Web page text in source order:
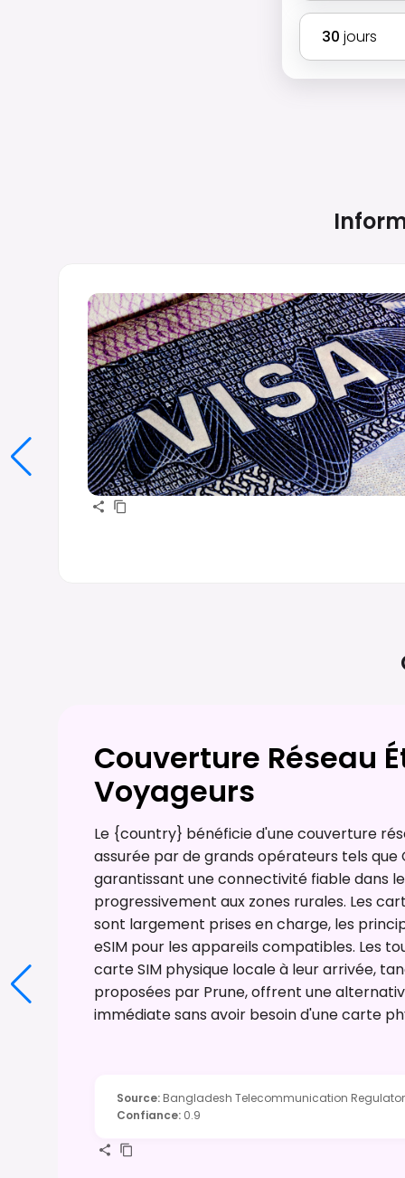
30 jours
Couverture Réseau
Voyageurs
Le {country} bénéficie d'une couverture
assurée par de grands opérateurs tels que
garantissant une connectivité fiable dans
progressivement aux zones rurales. Les
sont largement prises en charge, les
eSIM pour les appareils compatibles. Les
carte SIM physique locale à leur arrivée,
proposées par Prune, offrent une
immédiate sans avoir besoin d'une carte
Source: Bangladesh Telecommunication
Confiance: 0.9